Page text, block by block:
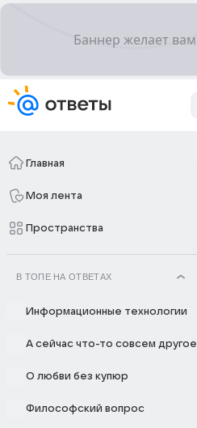
Главная
Моя лента
Пространства
В ТОПЕ НА ОТВЕТАХ
Информационные технологии
А сейчас что-то совсем другое
О любви без купюр
Философский вопрос